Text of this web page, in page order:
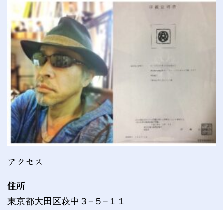
アクセス
住所
東京都大田区萩中３−５−１１